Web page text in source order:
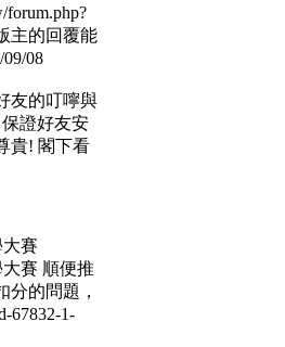
主的回覆能
08
友的叮嚀與
證好友安
貴! 閣下看
大賽
大賽 順便推
分的問題，
67832-1-